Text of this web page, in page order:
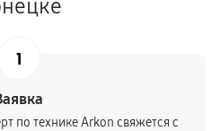
1
по технике Arkon свяжется с